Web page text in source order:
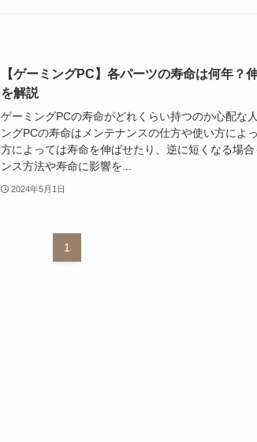
【ゲーミングPC】各パーツの寿命は何年？
を解説
ゲーミングPCの寿命がどれくらい持つのか心配
ングPCの寿命はメンテナンスの仕方や使い方によ
方によっては寿命を伸ばせたり、逆に短くなる場
ンス方法や寿命に影響を...
2024年5月1日
1